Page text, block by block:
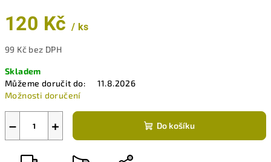
120 Kč / ks
99 Kč bez DPH
cena:
Skladem
Můžeme doručit do:
11.8.2026
Možnosti doručení
+
− Do košíku